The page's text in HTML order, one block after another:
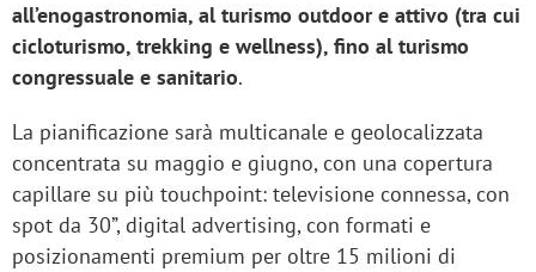
all’enogastronomia, al turismo outdoor e attivo (tra cui
cicloturismo, trekking e wellness), fino al turismo
congressuale e sanitario.
La pianificazione sarà multicanale e geolocalizzata
concentrata su maggio e giugno, con una copertura
capillare su più touchpoint: televisione connessa, con
spot da 30”, digital advertising, con formati e
posizionamenti premium per oltre 15 milioni di